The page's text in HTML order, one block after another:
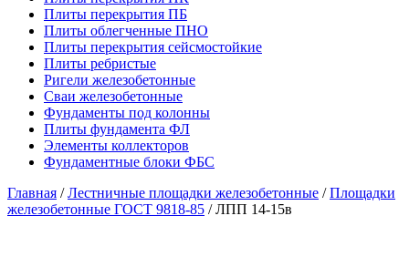
Плиты перекрытия ПБ
Плиты облегченные ПНО
Плиты перекрытия сейсмостойкие
Плиты ребристые
Ригели железобетонные
Сваи железобетонные
Фундаменты под колонны
Плиты фундамента ФЛ
Элементы коллекторов
Фундаментные блоки ФБС
Главная /Лестничные площадки железобетонные /Площадки
железобетонные ГОСТ 9818-85 / ЛПП 14-15в